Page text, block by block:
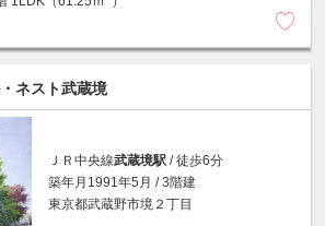
ネスト武蔵境
ＪＲ中央線武蔵境駅 / 徒歩6分
築年月1991年5月 / 3階建
東京都武蔵野市境２丁目